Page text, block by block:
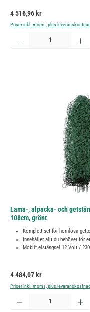
Ordinarie pris:
4 516,96 kr
Priser inkl. moms, plus
Produktkvantitet: Ange önskat
Lama-, alpacka- och
108cm, grönt
Komplett set för hornlösa
Innehåller allt du behöver för
Mobilt elstängsel 12 Volt /
Ordinarie pris:
4 484,07 kr
Priser inkl. moms, plus
Produktkvantitet: Ange önskat